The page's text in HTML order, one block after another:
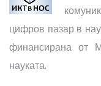
цифров пазар в
финансирана от
науката.